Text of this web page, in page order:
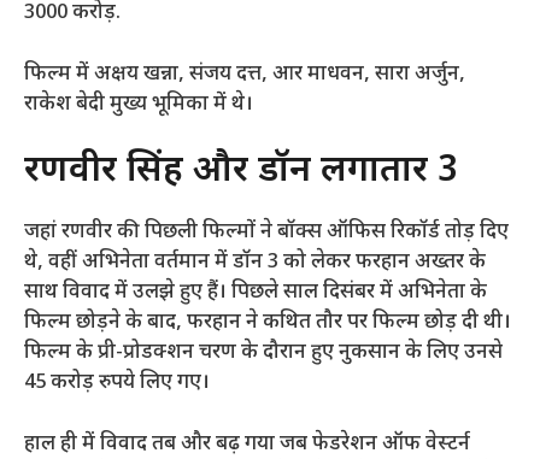
3000 करोड़.
फिल्म में अक्षय खन्ना, संजय दत्त, आर माधवन, सारा अर्जुन,
राकेश बेदी मुख्य भूमिका में थे।
रणवीर सिंह और डॉन लगातार 3
जहां रणवीर की पिछली फिल्मों ने बॉक्स ऑफिस रिकॉर्ड तोड़ दिए
थे, वहीं अभिनेता वर्तमान में डॉन 3 को लेकर फरहान अख्तर के
साथ विवाद में उलझे हुए हैं। पिछले साल दिसंबर में अभिनेता के
फिल्म छोड़ने के बाद, फरहान ने कथित तौर पर फिल्म छोड़ दी थी।
फिल्म के प्री-प्रोडक्शन चरण के दौरान हुए नुकसान के लिए उनसे
45 करोड़ रुपये लिए गए।
हाल ही में विवाद तब और बढ़ गया जब फेडरेशन ऑफ वेस्टर्न